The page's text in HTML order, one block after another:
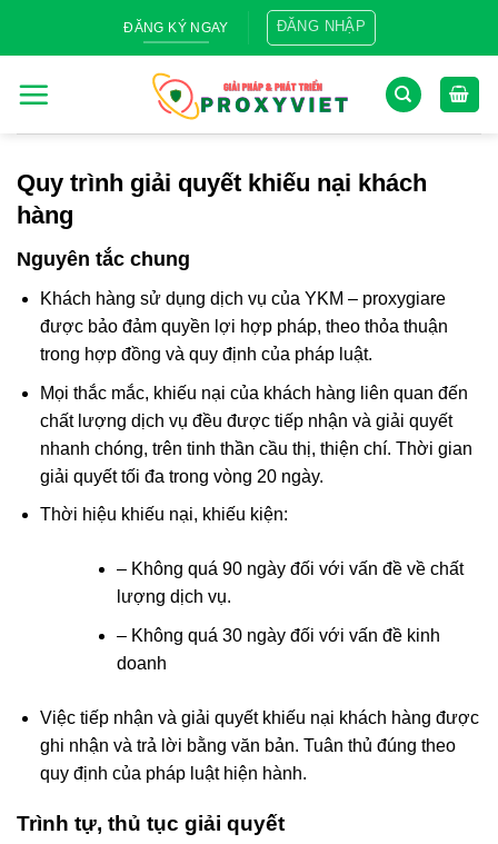
ĐĂNG KÝ NGAY ĐĂNG NHẬP
Quy trình giải quyết khiếu nại khách
hàng
Nguyên tắc chung
Khách hàng sử dụng dịch vụ của YKM – proxygiare
được bảo đảm quyền lợi hợp pháp, theo thỏa thuận
trong hợp đồng và quy định của pháp luật.
Mọi thắc mắc, khiếu nại của khách hàng liên quan đến
chất lượng dịch vụ đều được tiếp nhận và giải quyết
nhanh chóng, trên tinh thần cầu thị, thiện chí. Thời gian
giải quyết tối đa trong vòng 20 ngày.
Thời hiệu khiếu nại, khiếu kiện:
– Không quá 90 ngày đối với vấn đề về chất
lượng dịch vụ.
– Không quá 30 ngày đối với vấn đề kinh
doanh
Việc tiếp nhận và giải quyết khiếu nại khách hàng được
ghi nhận và trả lời bằng văn bản. Tuân thủ đúng theo
quy định của pháp luật hiện hành.
Trình tự, thủ tục giải quyết